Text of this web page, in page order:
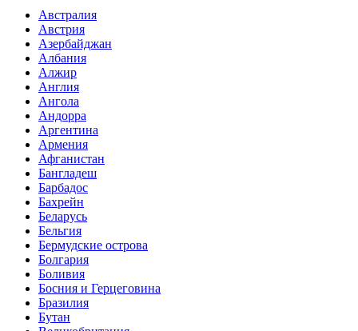
Австралия
Австрия
Азербайджан
Албания
Алжир
Англия
Ангола
Андорра
Аргентина
Армения
Афганистан
Бангладеш
Барбадос
Бахрейн
Беларусь
Бельгия
Бермудские острова
Болгария
Боливия
Босния и Герцеговина
Бразилия
Бутан